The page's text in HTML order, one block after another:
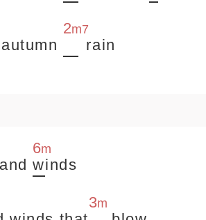
2m7
rain
and
6m
winds
3m